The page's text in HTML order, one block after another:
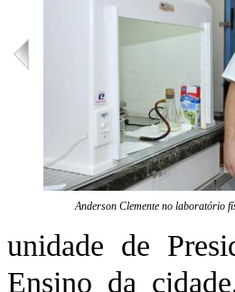
Anderson Clemente no laboratório
unidade de
Ensino da